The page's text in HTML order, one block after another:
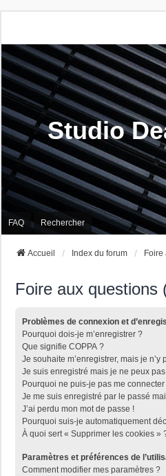
Studio
FAQ Rechercher
Accueil Index du forum Foire
Foire aux questions
Problèmes de connexion et
Pourquoi dois-je m’enregistrer ?
Que signifie COPPA ?
Je souhaite m’enregistrer, mais je n’y
Je suis enregistré mais je ne peux
Pourquoi ne puis-je pas me connecter
Je me suis enregistré par le passé
J’ai perdu mon mot de passe !
Pourquoi suis-je automatiquement
À quoi sert « Supprimer les cookies »
Paramètres et préférences de
Comment modifier mes paramètres ?